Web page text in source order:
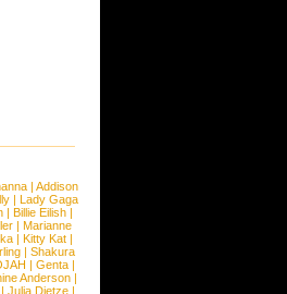
| Addison
| Lady Gaga
| Billie Eilish |
| Marianne
| Kitty Kat |
| Shakura
| Genta|
Anderson |
| Julia Dietze |